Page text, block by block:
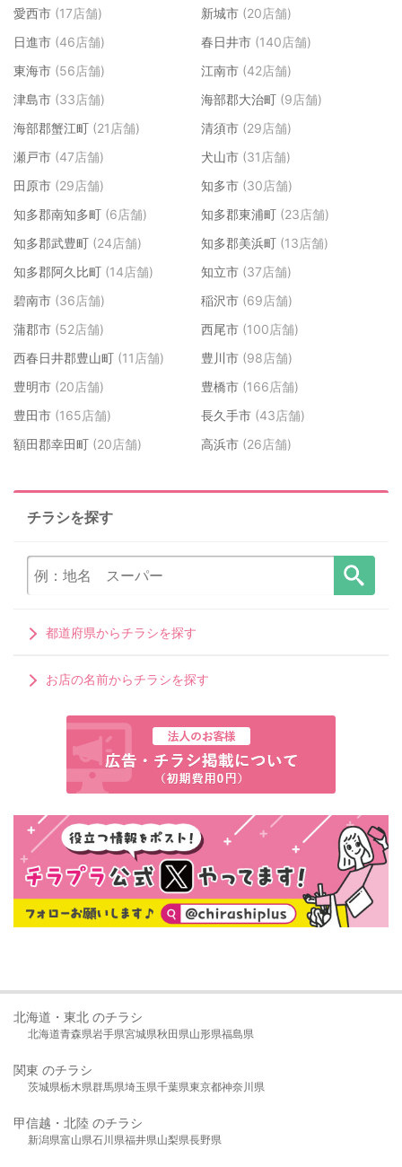
愛西市 (17店舗) 新城市 (20店舗)
日進市 (46店舗) 春日井市 (140店舗)
東海市 (56店舗) 江南市 (42店舗)
津島市 (33店舗) 海部郡大治町 (9店舗)
海部郡蟹江町 (21店舗) 清須市 (29店舗)
瀬戸市 (47店舗) 犬山市 (31店舗)
田原市 (29店舗) 知多市 (30店舗)
知多郡南知多町 (6店舗) 知多郡東浦町 (23店舗)
知多郡武豊町 (24店舗) 知多郡美浜町 (13店舗)
知多郡阿久比町 (14店舗) 知立市 (37店舗)
碧南市 (36店舗) 稲沢市 (69店舗)
蒲郡市 (52店舗) 西尾市 (100店舗)
西春日井郡豊山町 (11店舗) 豊川市 (98店舗)
豊明市 (20店舗) 豊橋市 (166店舗)
豊田市 (165店舗) 長久手市 (43店舗)
額田郡幸田町 (20店舗) 高浜市 (26店舗)
チラシを探す
都道府県からチラシを探す
お店の名前からチラシを探す
北海道・東北 のチラシ
北海道青森県岩手県宮城県秋田県山形県福島県
関東 のチラシ
茨城県栃木県群馬県埼玉県千葉県東京都神奈川県
甲信越・北陸 のチラシ
新潟県富山県石川県福井県山梨県長野県